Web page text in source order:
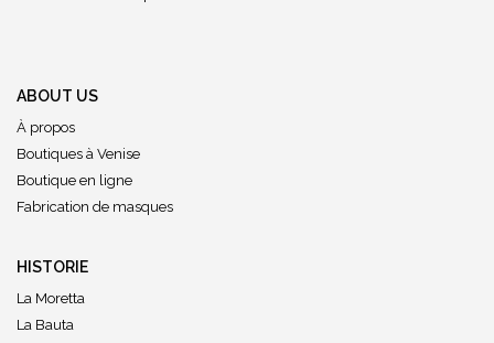
ABOUT US
À propos
Boutiques à Venise
Boutique en ligne
Fabrication de masques
HISTORIE
La Moretta
La Bauta